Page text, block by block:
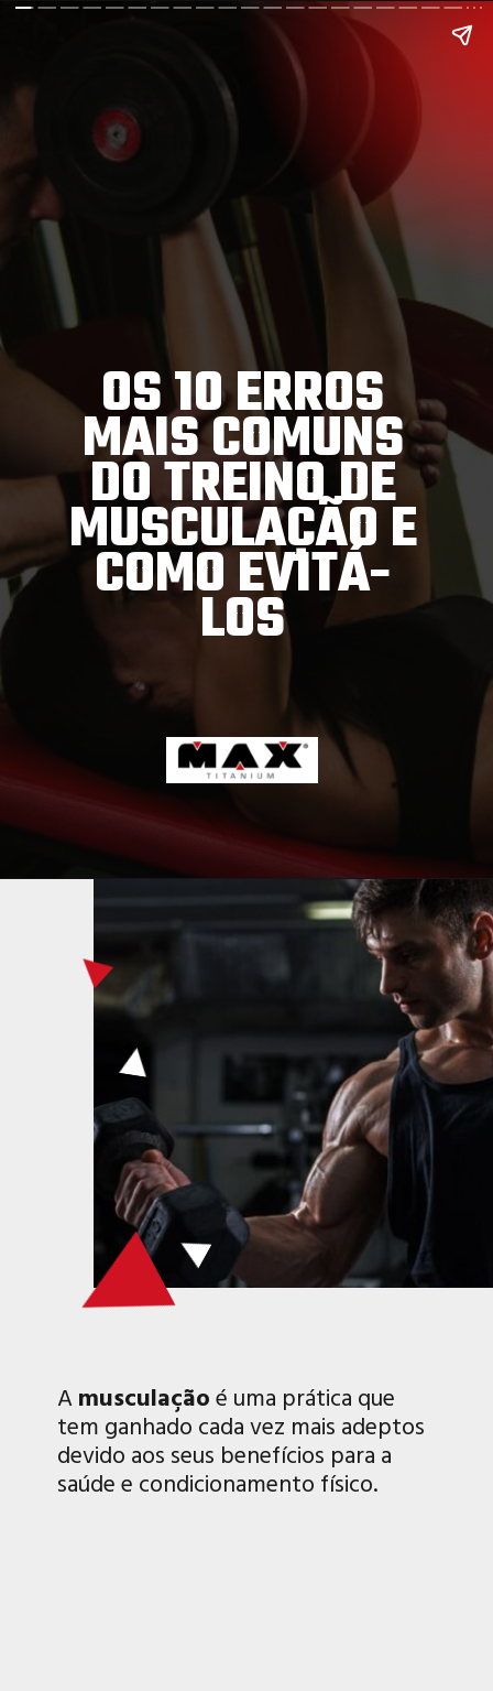
OS 10 ERROS
MAIS COMUNS
DO TREINO DE
MUSCULAÇÃO E
COMO EVITÁ-
LOS
Amusculaçãoé uma prática que
tem ganhado cada vez mais adeptos
devido aos seus benefícios para a
saúde e condicionamento físico.